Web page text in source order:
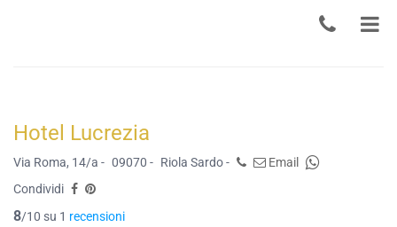
Hotel Lucrezia
Via Roma, 14/a - 09070 - Riola Sardo -
Email
Condividi
8/10 su 1 recensioni